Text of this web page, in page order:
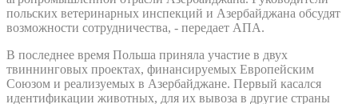
польских ветеринарных инспекций и Азербайджана обсудят
возможности сотрудничества, - передает АПА.
В последнее время Польша приняла участие в двух
твиннинговых проектах, финансируемых Европейским
Союзом и реализуемых в Азербайджане. Первый касался
идентификации животных, для их вывоза в другие страны